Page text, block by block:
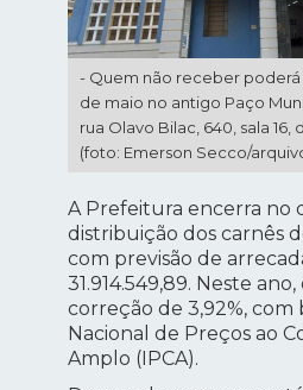
- Quem não receber poderá
de maio no antigo Paço
rua Olavo Bilac, 640, sala 16,
(foto: Emerson Secco/
A Prefeitura encerra no
distribuição dos carnês
com previsão de
31.914.549,89. Neste
correção de 3,92%, com
Nacional de Preços ao
Amplo (IPCA).